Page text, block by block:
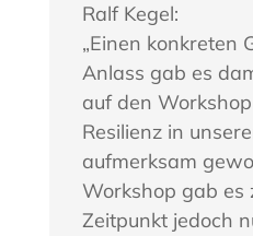
Ralf Kegel:
„Einen konkreten
Anlass gab es
auf den
Resilienz in
aufmerksam
Workshop gab es
Zeitpunkt jedoch